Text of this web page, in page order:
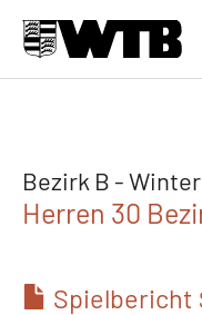
Bezirk B -
Herren 30
Spielbericht